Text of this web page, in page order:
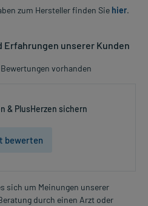
zum Hersteller finden Sie hier.
unserer Kunden
vorhanden
& PlusHerzen sichern
bewerten
sich um Meinungen unserer
durch einen Arzt oder